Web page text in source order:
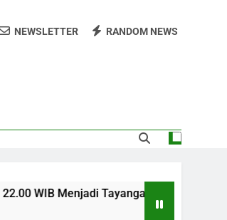
Menarik Bersama
Sepak Bola
Bersama Jalalive
Laga Pramusim
Kedua Tim
NEWSLETTER RANDOM NEWS
Tayangan Streaming Menarik Bersama